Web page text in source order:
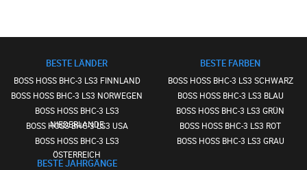
BESTE LÄNDER
BOSS HOSS BHC-3 LS3 FINNLAND
BOSS HOSS BHC-3 LS3 NORWEGEN
BOSS HOSS BHC-3 LS3
NIEDERLANDE
BOSS HOSS BHC-3 LS3 USA
BOSS HOSS BHC-3 LS3
ÖSTERREICH
BESTE JAHRGÄNGE
BESTE FARBEN
BOSS HOSS BHC-3 LS3 SCHWARZ
BOSS HOSS BHC-3 LS3 BLAU
BOSS HOSS BHC-3 LS3 GRÜN
BOSS HOSS BHC-3 LS3 ROT
BOSS HOSS BHC-3 LS3 GRAU